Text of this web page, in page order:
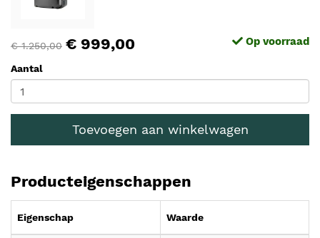
€ 1.250,00 € 999,00 Op voorraad
Aantal
Toevoegen aan winkelwagen
Producteigenschappen
Eigenschap Waarde